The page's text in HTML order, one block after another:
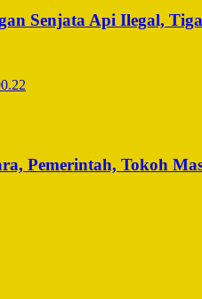
Senjata Api Ilegal,
Pemerintah, Tokoh